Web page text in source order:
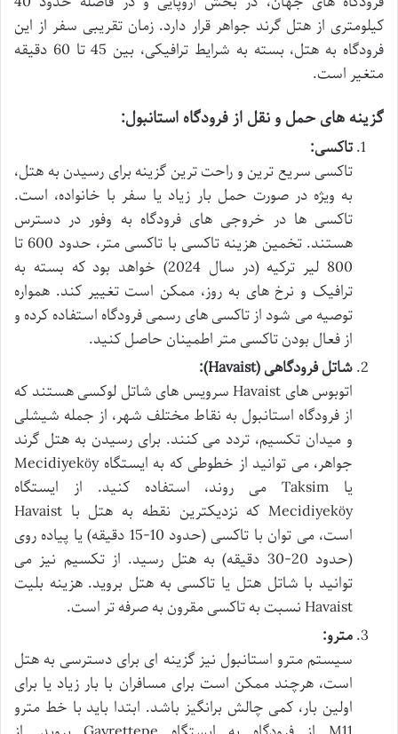
کیلومتری از هتل گرند جواهر قرار دارد. زمان تقریبی سفر از این
فرودگاه به هتل، بسته به شرایط ترافیکی، بین 45 تا 60 دقیقه
متغیر است.
گزینه های حمل و نقل از فرودگاه استانبول:
تاکسی:
تاکسی سریع ترین و راحت ترین گزینه برای رسیدن به هتل،
به ویژه در صورت حمل بار زیاد یا سفر با خانواده، است.
تاکسی ها در خروجی های فرودگاه به وفور در دسترس
هستند. تخمین هزینه تاکسی با تاکسی متر، حدود 600 تا
800 لیر ترکیه (در سال 2024) خواهد بود که بسته به
ترافیک و نرخ های به روز، ممکن است تغییر کند. همواره
توصیه می شود از تاکسی های رسمی فرودگاه استفاده کرده و
از فعال بودن تاکسی متر اطمینان حاصل کنید.
شاتل فرودگاهی (Havaist):
اتوبوس های Havaist سرویس های شاتل لوکسی هستند که
از فرودگاه استانبول به نقاط مختلف شهر، از جمله شیشلی
و میدان تکسیم، تردد می کنند. برای رسیدن به هتل گرند
جواهر، می توانید از خطوطی که به ایستگاه Mecidiyeköy
یا Taksim می روند، استفاده کنید. از ایستگاه
Mecidiyeköy که نزدیکترین نقطه به هتل با Havaist
است، می توان با تاکسی (حدود 10-15 دقیقه) یا پیاده روی
(حدود 20-30 دقیقه) به هتل رسید. از تکسیم نیز می
توانید با شاتل هتل یا تاکسی به هتل بروید. هزینه بلیت
Havaist نسبت به تاکسی مقرون به صرفه تر است.
مترو:
سیستم مترو استانبول نیز گزینه ای برای دسترسی به هتل
است، هرچند ممکن است برای مسافران با بار زیاد یا برای
اولین بار، کمی چالش برانگیز باشد. ابتدا باید با خط مترو